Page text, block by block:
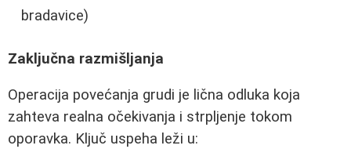
bradavice)
Zaključna razmišljanja
Operacija povećanja grudi je lična odluka koja
zahteva realna očekivanja i strpljenje tokom
oporavka. Ključ uspeha leži u: